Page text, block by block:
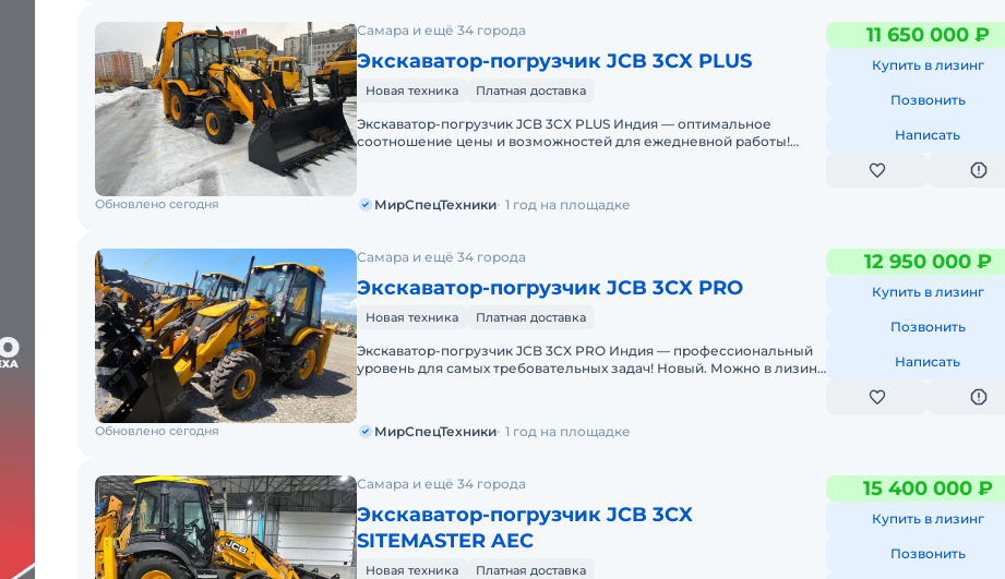
Самара и ещё 34 города
Экскаватор-погрузчик JCB 3CX PLUS
Новая техника Платная доставка
Экскаватор-погрузчик JCB 3CX PLUS Индия — оптимальное
соотношение цены и возможностей для ежедневной работы!
11 650 000 ₽
Купить в лизинг
Позвонить
Написать
Обновлено сегодня МирСпецТехники 1 год на площадке
Самара и ещё 34 города
Экскаватор-погрузчик JCB 3CX PRO
Новая техника Платная доставка
Экскаватор-погрузчик JCB 3CX PRO Индия — профессиональный
уровень для самых требовательных задач! Новый. Можно в лизинг.
12 950 000 ₽
Купить в лизинг
Позвонить
Написать
Обновлено сегодня МирСпецТехники 1 год на площадке
Самара и ещё 34 города
Экскаватор-погрузчик JCB 3CX
SITEMASTER AEC
Новая техника Платная доставка
15 400 000 ₽
Купить в лизинг
Позвонить